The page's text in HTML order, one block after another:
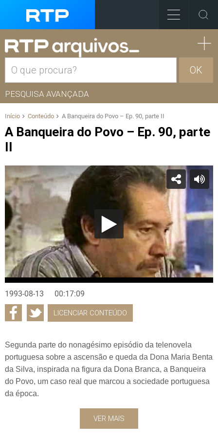
OK
PESQUISA AVANÇADA
Início Conteúdo A Banqueira do Povo – Ep. 90, parte II
A Banqueira do Povo – Ep. 90, parte
II
1993-08-13 00:17:09
LICENCIAR CONTEÚDO
Segunda parte do nonagésimo episódio da telenovela
portuguesa sobre a ascensão e queda da Dona Maria Benta
da Silva, inspirada na figura da Dona Branca, a Banqueira
do Povo, um caso real que marcou a sociedade portuguesa
da época.
VER MAIS